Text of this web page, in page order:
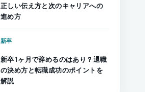
正しい伝え方と次のキャリアへの
進め方
新卒
新卒1ヶ月で辞めるのはあり？退職
の決め方と転職成功のポイントを
解説